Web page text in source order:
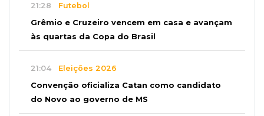
21:28 Futebol
Grêmio e Cruzeiro vencem em casa e avançam
às quartas da Copa do Brasil
21:04 Eleições 2026
Convenção oficializa Catan como candidato
do Novo ao governo de MS